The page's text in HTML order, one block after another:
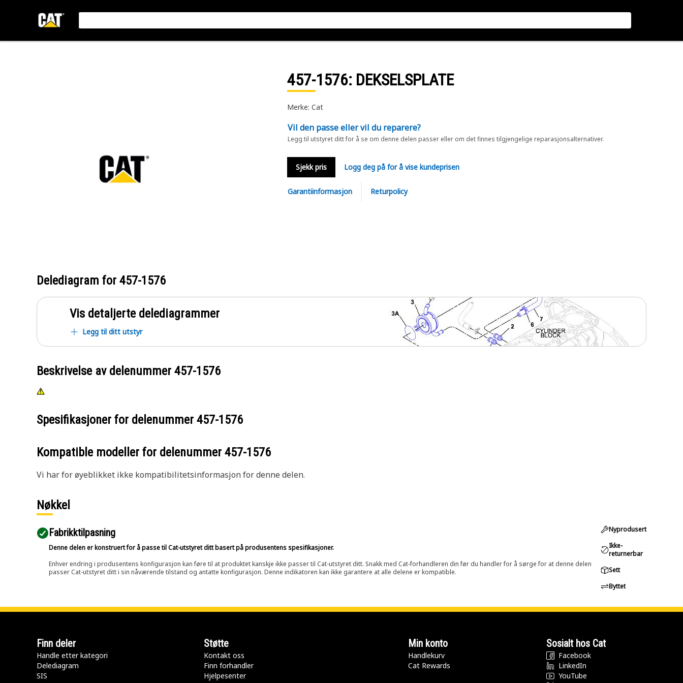
457-1576: DEKSELSPLATE
Merke: Cat
Vil den passe eller vil du reparere?
Legg til utstyret ditt for å se om denne delen passer eller om det finnes tilgjengelige reparasjonsalternativer.
Sjekk pris Logg deg på for å vise kundeprisen
Garantiinformasjon Returpolicy
Delediagram for 457-1576
Vis detaljerte delediagrammer
Legg til ditt utstyr
Beskrivelse av delenummer 457-1576
Spesifikasjoner for delenummer 457-1576
Kompatible modeller for delenummer 457-1576
Vi har for øyeblikket ikke kompatibilitetsinformasjon for denne delen.
Nøkkel
Fabrikktilpasning
Denne delen er konstruert for å passe til Cat-utstyret ditt basert på produsentens spesifikasjoner.
Enhver endring i produsentens konfigurasjon kan føre til at produktet kanskje ikke passer til Cat-utstyret ditt. Snakk med Cat-forhandleren din før du handler for å sørge for at denne delen
passer Cat-utstyret ditt i sin nåværende tilstand og antatte konfigurasjon. Denne indikatoren kan ikke garantere at alle delene er kompatible.
Nyprodusert
Ikke-
returnerbar
Sett
Byttet
Finn deler
Handle etter kategori
Delediagram
SIS
Støtte
Kontakt oss
Finn forhandler
Hjelpesenter
Min konto
Handlekurv
Cat Rewards
Sosialt hos Cat
Facebook
LinkedIn
YouTube